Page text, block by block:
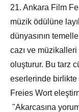
21. Ankara Film
müzik ödülüne
dünyasının
cazı ve
oluşturur. Bu tarz
eserlerinde birlikte
Freies Wort
"Akarcasına